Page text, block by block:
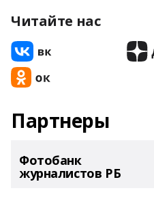
Читайте нас
Партнеры
Фотобанк
журналистов РБ